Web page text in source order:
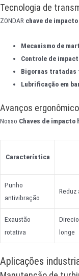
Tecnologia de
ZONDAR chave de
Mecanismo de
Controle de
Bigornas tratadas
Lubrificação em
Avanços
Nosso Chaves de impacto
Característica
Punho
antivibração
Reduz
Exaustão
rotativa
longe
Aplicações